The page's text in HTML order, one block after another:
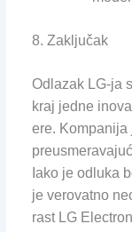
8. Zaključak
Odlazak LG-ja
kraj jedne
ere. Kompanija
Iako je odluka
je verovatno
rast LG